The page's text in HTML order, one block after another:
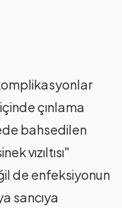
çınlama
bahsedilen
vızıltısı"
de enfeksiyonun
sancıya